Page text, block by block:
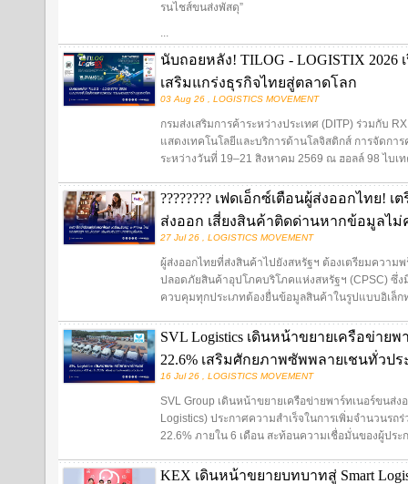
รนไชส์ขนส่งพัสดุ”
...
นับถอยหลัง! TILOG - LOGISTIX
เสริมแกร่งธุรกิจไทยสู่ตลาดโลก
03 Aug 26 , LOGISTICS MOVEMENT
กรมส่งเสริมการค้าระหว่างประเทศ (DITP) ร่วมกับ
แสดงเทคโนโลยีและบริการด้านโลจิสติกส์ การจัดก
ระหว่างวันที่ 19–21 สิงหาคม 2569 ณ ฮอลล์ 98 ไบเ
???????? เฟดเอ็กซ์เตือนผู้ส่งออกไทย!
ส่งออก เสี่ยงสินค้าติดด่านหากข้อมูลไม่
27 Jul 26 , LOGISTICS MOVEMENT
ผู้ส่งออกไทยที่ส่งสินค้าไปยังสหรัฐฯ ต้องเตรียมควา
ปลอดภัยสินค้าอุปโภคบริโภคแห่งสหรัฐฯ (CPSC) ซึ่
ควบคุมทุกประเภทต้องยื่นข้อมูลสินค้าในรูปแบบอิเล็ก
SVL Logistics เดินหน้าขยายเครือข่าย
22.6% เสริมศักยภาพซัพพลายเชนทั่วปร
16 Jul 26 , LOGISTICS MOVEMENT
SVL Group เดินหน้าขยายเครือข่ายพาร์ทเนอร์ขนส่ง
Logistics) ประกาศความสำเร็จในการเพิ่มจำนวนร
22.6% ภายใน 6 เดือน สะท้อนความเชื่อมั่นของผู้ประ
KEX เดินหน้าขยายบทบาทสู่ Smart